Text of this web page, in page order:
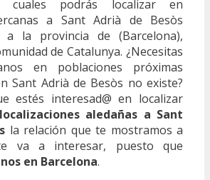
cuales podrás localizar en
a Sant Adrià de Besòs
a la provincia de (Barcelona),
de Catalunya. ¿Necesitas
en poblaciones próximas
Sant Adrià de Besòs no existe?
estés interesad@ en localizar
aledañas a Sant
la relación que te mostramos a
va a interesar, puesto que
en Barcelona.